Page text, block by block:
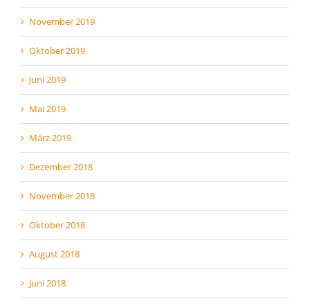
November 2019
Oktober 2019
Juni 2019
Mai 2019
März 2019
Dezember 2018
November 2018
Oktober 2018
August 2018
Juni 2018